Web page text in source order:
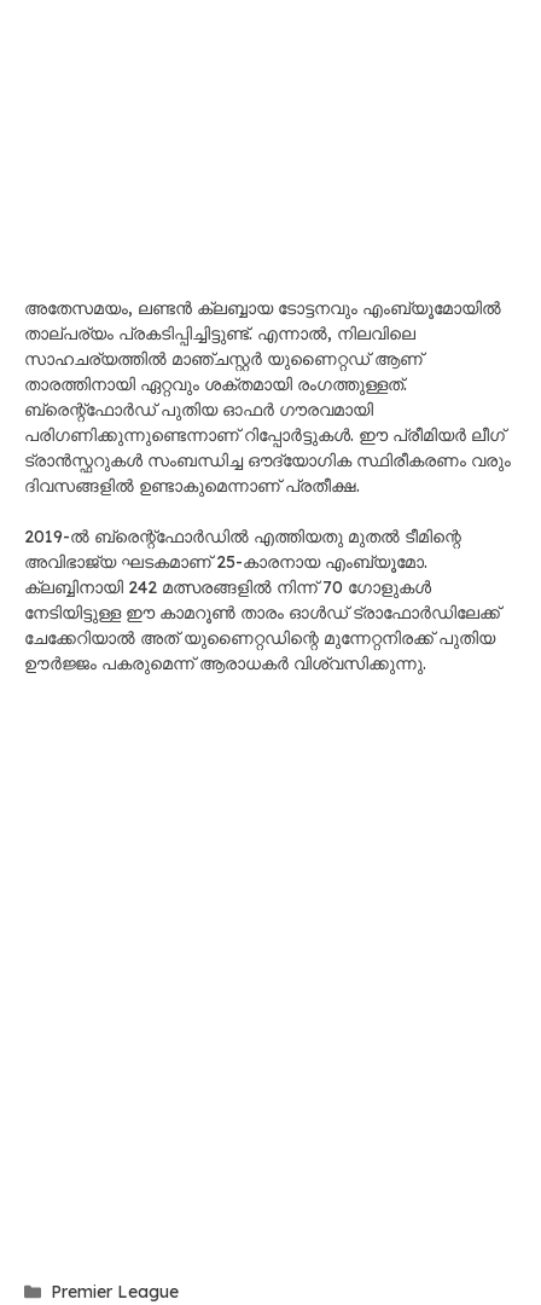
അതേസമയം, ലണ്ടൻ ക്ലബ്ബായ ടോട്ടനവും എംബ്യൂമോയിൽ
താല്പര്യം പ്രകടിപ്പിച്ചിട്ടുണ്ട്. എന്നാൽ, നിലവിലെ
സാഹചര്യത്തിൽ മാഞ്ചസ്റ്റർ യുണൈറ്റഡ് ആണ്
താരത്തിനായി ഏറ്റവും ശക്തമായി രംഗത്തുള്ളത്.
ബ്രെന്റ്‌ഫോർഡ് പുതിയ ഓഫർ ഗൗരവമായി
പരിഗണിക്കുന്നുണ്ടെന്നാണ് റിപ്പോർട്ടുകൾ. ഈ പ്രീമിയർ ലീഗ്
ട്രാൻസ്ഫറുകൾ സംബന്ധിച്ച ഔദ്യോഗിക സ്ഥിരീകരണം വരും
ദിവസങ്ങളിൽ ഉണ്ടാകുമെന്നാണ് പ്രതീക്ഷ.
2019-ൽ ബ്രെന്റ്‌ഫോർഡിൽ എത്തിയതു മുതൽ ടീമിന്റെ
അവിഭാജ്യ ഘടകമാണ് 25-കാരനായ എംബ്യൂമോ.
ക്ലബ്ബിനായി 242 മത്സരങ്ങളിൽ നിന്ന് 70 ഗോളുകൾ
നേടിയിട്ടുള്ള ഈ കാമറൂൺ താരം ഓൾഡ് ട്രാഫോർഡിലേക്ക്
ചേക്കേറിയാൽ അത് യുണൈറ്റഡിന്റെ മുന്നേറ്റനിരക്ക് പുതിയ
ഊർജ്ജം പകരുമെന്ന് ആരാധകർ വിശ്വസിക്കുന്നു.
Categories
Premier League